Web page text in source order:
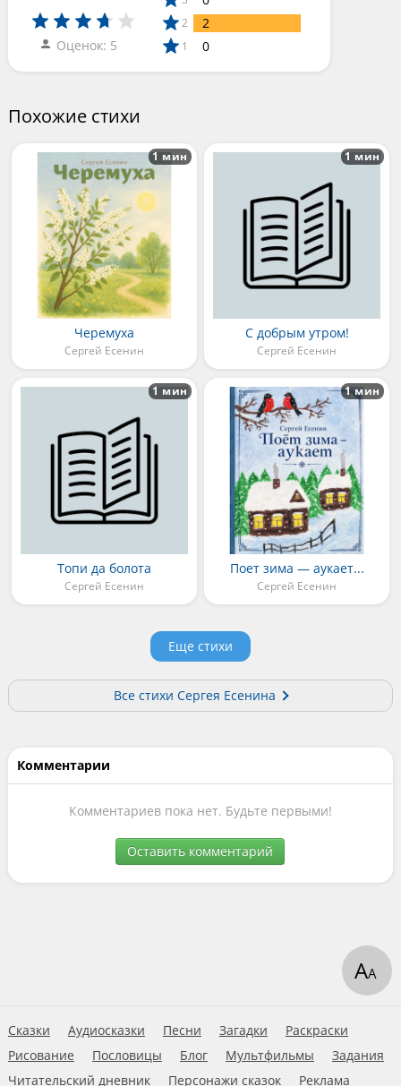
Оценок: 5
2 2
1 0
Похожие стихи
Черемуха
Сергей Есенин
1 мин
С добрым утром!
Сергей Есенин
1 мин
Топи да болота
Сергей Есенин
1 мин
Поет зима — аукает...
Сергей Есенин
1 мин
Еще стихи
Все стихи Сергея Есенина
Комментарии
Комментариев пока нет. Будьте первыми!
Оставить комментарий
Сказки Аудиосказки Песни Загадки
Раскраски
Рисование
Пословицы Блог Мультфильмы
Задания
Читательский дневник
Персонажи сказок Реклама
АА